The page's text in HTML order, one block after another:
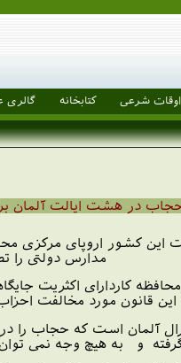
اوقات شرعی کتابخانه
در هشت ایالت آلمان
این کشور اروپای
مدارس دولتی را
کاردارای اکثریت
قانون مورد مخالفت
وستفالن هشتمین ایالت از 16
و به هیچ وجه نمی توان